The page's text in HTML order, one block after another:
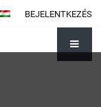
BEJELENTKEZÉS